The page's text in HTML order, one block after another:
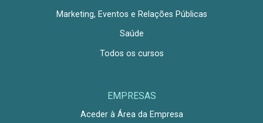
Marketing, Eventos e Relações Públicas
Saúde
Todos os cursos
EMPRESAS
Aceder à Área da Empresa